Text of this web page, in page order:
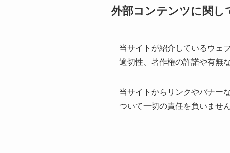
外部コンテンツに関し
当サイトが紹介しているウェ
適切性、著作権の許諾や有無
当サイトからリンクやバナー
ついて一切の責任を負いません